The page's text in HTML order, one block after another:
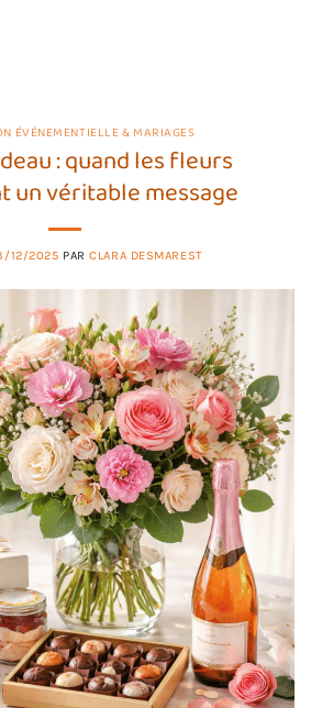
ÉVÉNEMENTIELLE & MARIAGES
: quand les fleurs
un véritable message
12/2025 PARCLARA DESMAREST